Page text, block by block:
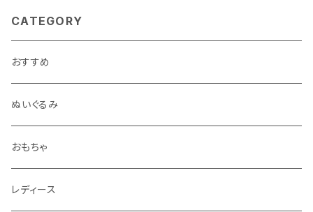
CATEGORY
おすすめ
ぬいぐるみ
おもちゃ
レディース